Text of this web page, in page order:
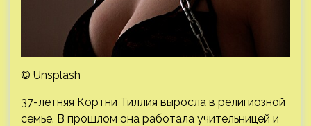
© Unsplash
37-летняя Кортни Тиллия выросла в религиозной
семье. В прошлом она работала учительницей и